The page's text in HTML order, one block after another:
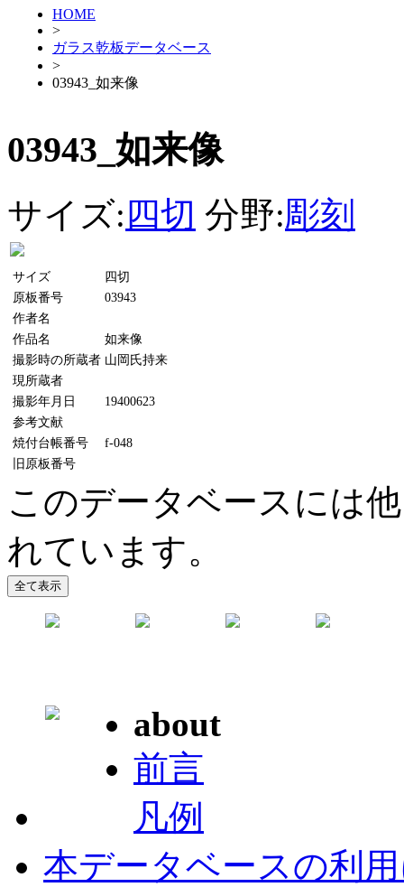
HOME
>
ガラス乾板データベース
>
03943_如来像
03943_如来像
サイズ: 四切 分野:彫刻
サイズ
四切
原板番号
03943
作者名
作品名
如来像
撮影時の所蔵者 山岡氏持来
現所蔵者
撮影年月日
19400623
参考文献
焼付台帳番号
f-048
旧原板番号
このデータベースには
れています。
about
前言
凡例
本データベースの利